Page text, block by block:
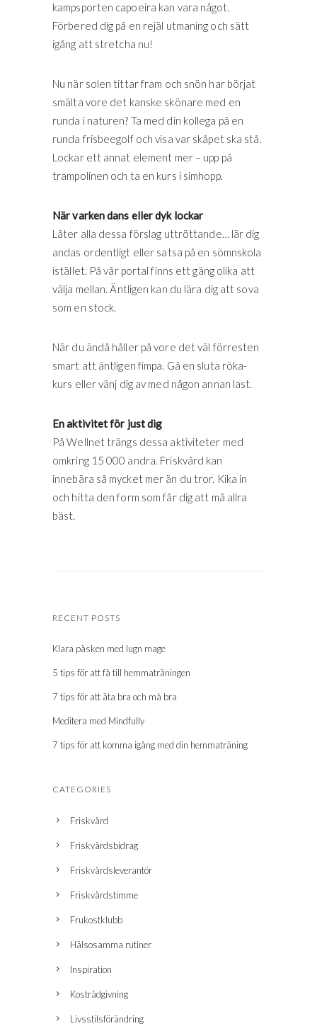
kampsporten capoeira kan vara något.
Förbered dig på en rejäl utmaning och sätt
igång att stretcha nu!
Nu när solen tittar fram och snön har börjat
smälta vore det kanske skönare med en
runda i naturen? Ta med din kollega på en
runda frisbeegolf och visa var skåpet ska stå.
Lockar ett annat element mer – upp på
trampolinen och ta en kurs i simhopp.
När varken dans eller dyk lockar
Låter alla dessa förslag uttröttande… lär dig
andas ordentligt eller satsa på en sömnskola
istället. På vår portal finns ett gäng olika att
välja mellan. Äntligen kan du lära dig att sova
som en stock.
När du ändå håller på vore det väl förresten
smart att äntligen fimpa. Gå en sluta röka-
kurs eller vänj dig av med någon annan last.
En aktivitet för just dig
På Wellnet trängs dessa aktiviteter med
omkring 15 000 andra. Friskvård kan
innebära så mycket mer än du tror. Kika in
och hitta den form som får dig att må allra
bäst.
RECENT POSTS
Klara påsken med lugn mage
5 tips för att få till hemmaträningen
7 tips för att äta bra och må bra
Meditera med Mindfully
7 tips för att komma igång med din hemmaträning
CATEGORIES
Friskvård
Friskvårdsbidrag
Friskvårdsleverantör
Friskvårdstimme
Frukostklubb
Hälsosamma rutiner
Inspiration
Kostrådgivning
Livsstilsförändring